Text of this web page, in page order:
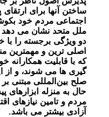
ساختن آنها برای
اجتماعی مردم خود
ملل متحد نشان می دهد
دو ویژگی برجسته را با
اصلی ترین و مهمترین
که با قابلیت همکارانه
گیری ها می شوند، و از
صلح بین‌المللی مبتنی
حال به منزله ابزارهای
مردم و تامین نیازهای
آزادی بیشتر می باشد.